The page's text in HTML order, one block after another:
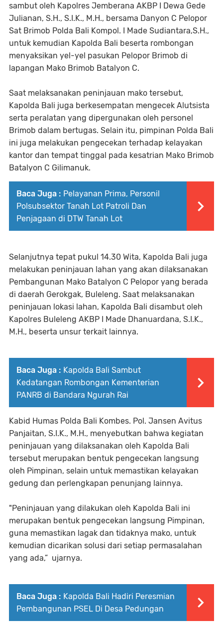
sambut oleh Kapolres Jemberana AKBP I Dewa Gede
Julianan, S.H., S.I.K., M.H., bersama Danyon C Pelopor
Sat Brimob Polda Bali Kompol. I Made Sudiantara,S.H.,
untuk kemudian Kapolda Bali beserta rombongan
menyaksikan yel-yel pasukan Pelopor Brimob di
lapangan Mako Brimob Batalyon C.
Saat melaksanakan peninjauan mako tersebut,
Kapolda Bali juga berkesempatan mengecek Alutsista
serta peralatan yang dipergunakan oleh personel
Brimob dalam bertugas. Selain itu, pimpinan Polda Bali
ini juga melakukan pengecekan terhadap kelayakan
kantor dan tempat tinggal pada kesatrian Mako Brimob
Batalyon C Gilimanuk.
Baca Juga : Pelayanan Prima, Personil
Polsubsektor Tanah Lot Patroli Dan
Penjagaan di DTW Tanah Lot
Selanjutnya tepat pukul 14.30 Wita, Kapolda Bali juga
melakukan peninjauan lahan yang akan dilaksanakan
Pembangunan Mako Batalyon C Pelopor yang berada
di daerah Gerokgak, Buleleng. Saat melaksanakan
peninjauan lokasi lahan, Kapolda Bali disambut oleh
Kapolres Buleleng AKBP I Made Dhanuardana, S.I.K.,
M.H., beserta unsur terkait lainnya.
Baca Juga : Kapolda Bali Sambut
Kedatangan Rombongan Kementerian
PANRB di Bandara Ngurah Rai
Kabid Humas Polda Bali Kombes. Pol. Jansen Avitus
Panjaitan, S.I.K., M.H., menyebutkan bahwa kegiatan
peninjauan yang dilaksanakan oleh Kapolda Bali
tersebut merupakan bentuk pengecekan langsung
oleh Pimpinan, selain untuk memastikan kelayakan
gedung dan perlengkapan penunjang lainnya.
"Peninjauan yang dilakukan oleh Kapolda Bali ini
merupakan bentuk pengecekan langsung Pimpinan,
guna memastikan lagak dan tidaknya mako, untuk
kemudian dicarikan solusi dari setiap permasalahan
yang ada,” ujarnya.
Baca Juga : Kapolda Bali Hadiri Peresmian
Pembangunan PSEL Di Desa Pedungan